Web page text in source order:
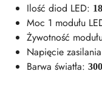
Ilość diod LED:
Moc 1 modułu
Żywotność
Napięcie
Barwa światła: